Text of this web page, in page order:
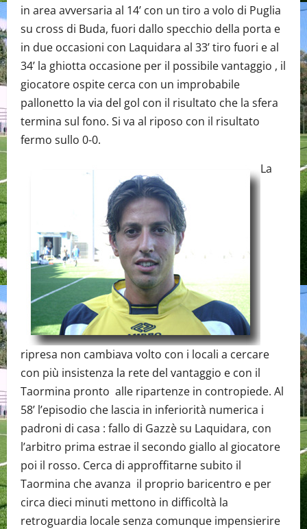
in area avversaria al 14’ con un tiro a volo di Puglia
su cross di Buda, fuori dallo specchio della porta e
in due occasioni con Laquidara al 33’ tiro fuori e al
34’ la ghiotta occasione per il possibile vantaggio , il
giocatore ospite cerca con un improbabile
pallonetto la via del gol con il risultato che la sfera
termina sul fono. Si va al riposo con il risultato
fermo sullo 0-0.
La
ripresa non cambiava volto con i locali a cercare
con più insistenza la rete del vantaggio e con il
Taormina pronto alle ripartenze in contropiede. Al
58’ l’episodio che lascia in inferiorità numerica i
padroni di casa : fallo di Gazzè su Laquidara, con
l’arbitro prima estrae il secondo giallo al giocatore
poi il rosso. Cerca di approffitarne subito il
Taormina che avanza il proprio baricentro e per
circa dieci minuti mettono in difficoltà la
retroguardia locale senza comunque impensierire